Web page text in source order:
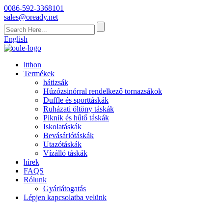
0086-592-3368101
sales@oready.net
English
itthon
Termékek
hátizsák
Húzózsinórral rendelkező tornazsákok
Duffle és sporttáskák
Ruházati öltöny táskák
Piknik és hűtő táskák
Iskolatáskák
Bevásárlótáskák
Utazótáskák
Vízálló táskák
hírek
FAQS
Rólunk
Gyárlátogatás
Lépjen kapcsolatba velünk